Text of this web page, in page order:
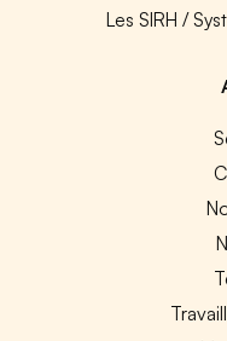
Les SIRH /